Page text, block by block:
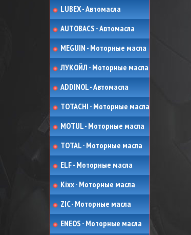
LUBEX - Автомасла
AUTOBACS - Автомасла
MEGUIN - Моторные масла
ЛУКОЙЛ - Моторные масла
ADDINOL - Автомасла
TOTACHI - Моторные масла
MOTUL - Моторные масла
TOTAL - Моторные масла
ELF - Моторные масла
Kixx - Моторные масла
ZIC - Моторные масла
ENEOS - Моторные масла